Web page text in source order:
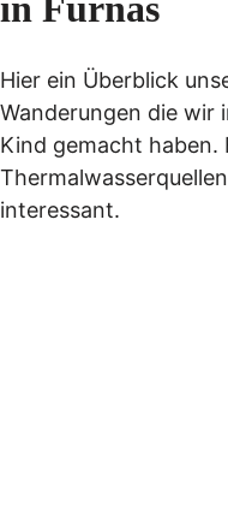
in Furnas
Hier ein Überblick
Wanderungen die wir
Kind gemacht haben.
interessant.